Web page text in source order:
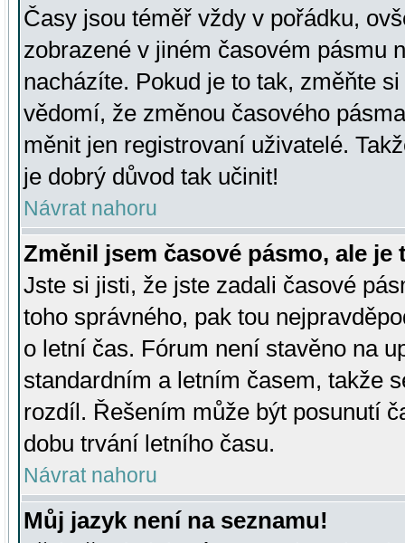
Časy jsou téměř vždy v pořádku,
zobrazené v jiném časovém pásmu
nacházíte. Pokud je to tak, změňte
vědomí, že změnou časového
měnit jen registrovaní uživatelé.
je dobrý důvod tak učinit!
Návrat nahoru
Změnil jsem časové pásmo, ale je
Jste si jisti, že jste zadali časové
toho správného, pak tou
o letní čas. Fórum není stavěno na
standardním a letním časem, takže
rozdíl. Řešením může být posunutí
dobu trvání letního času.
Návrat nahoru
Můj jazyk není na seznamu!